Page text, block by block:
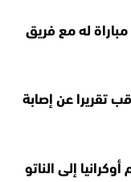
له مع فريق
تقريرا عن إصابة
إلى الناتو